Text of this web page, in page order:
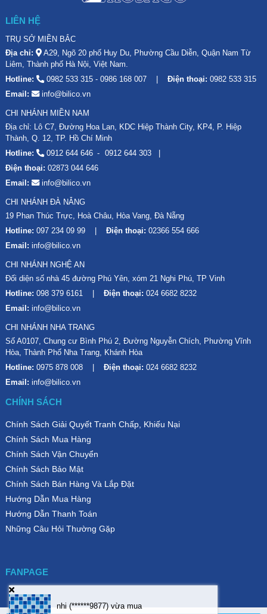
LIÊN HỆ
TRỤ SỞ MIỀN BẮC
Địa chỉ:
A29, Ngõ 20 phố Huy Du, Phường Cầu Diễn, Quận Nam Từ
Liêm, Thành phố Hà Nội, Việt Nam.
Hotline:
0982 533 315 - 0986 168 007 Điện thoại: 0982 533 315
Email:
info@bilico.vn
CHI NHÁNH MIỀN NAM
Địa chỉ: Lô C7, Đường Hoa Lan, KDC Hiệp Thành City, KP4, P. Hiệp
Thành, Q. 12, TP. Hồ Chí Minh
Hotline:
0912 644 646
0912 644 303
Điện thoại: 02873 044 646
Email:
info@bilico.vn
CHI NHÁNH ĐÀ NẴNG
19 Phan Thúc Trực, Hoà Châu, Hòa Vang, Đà Nẵng
Hotline: 097 234 09 99 Điện thoại: 02366 554 666
Email: info@bilico.vn
CHI NHÁNH NGHỆ AN
Đối diện số nhà 45 đường Phú Yên, xóm 21 Nghi Phú, TP Vinh
Hotline: 098 379 6161 Điện thoại: 024 6682 8232
Email: info@bilico.vn
CHI NHÁNH NHA TRANG
Số A0107, Chung cư Bình Phú 2, Đường Nguyễn Chích, Phường Vĩnh
Hòa, Thành Phố Nha Trang, Khánh Hòa
Hotline: 0975 878 008 Điện thoại: 024 6682 8232
Email: info@bilico.vn
CHÍNH SÁCH
Chính Sách Giải Quyết Tranh Chấp, Khiếu Nại
Chính Sách Mua Hàng
Chính Sách Vận Chuyển
Chính Sách Bảo Mật
Chính Sách Bán Hàng Và Lắp Đặt
Hướng Dẫn Mua Hàng
Hướng Dẫn Thanh Toán
Những Câu Hỏi Thường Gặp
FANPAGE
nhi (******9877) vừa mua